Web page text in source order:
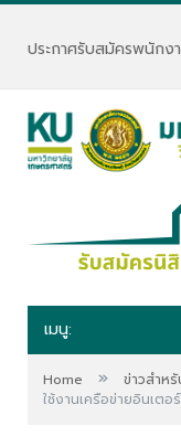
เมนู:
Home » ข่าวสำห
ใช้งานเครือข่ายอินเตอ